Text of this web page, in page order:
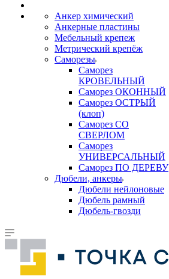
Анкер химический
Анкерные пластины
Мебельный крепеж
Метрический крепёж
Саморезы
Саморез
КРОВЕЛЬНЫЙ
Саморез ОКОННЫЙ
Саморез ОСТРЫЙ
(клоп)
Саморез СО
СВЕРЛОМ
Саморез
УНИВЕРСАЛЬНЫЙ
Саморез ПО ДЕРЕВУ
Дюбели, анкеры
Дюбели нейлоновые
Дюбель рамный
Дюбель-гвозди